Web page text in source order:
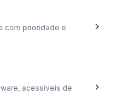
com prioridade e
acessíveis de